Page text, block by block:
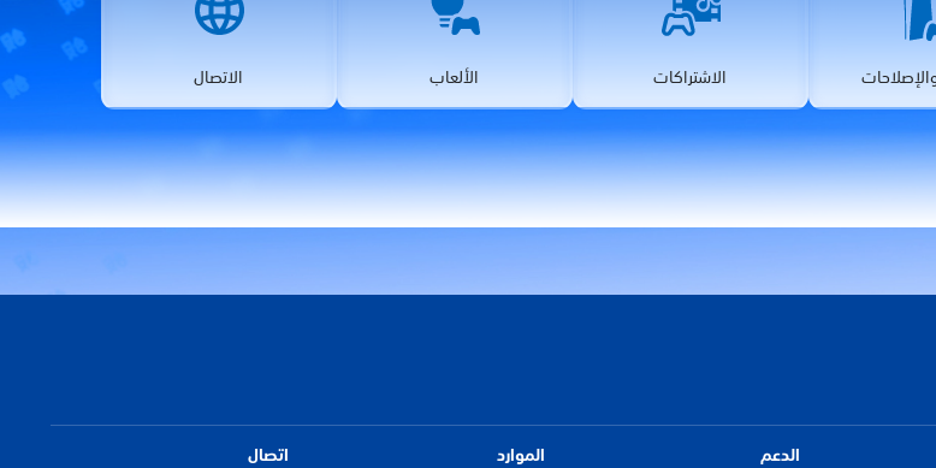
الاشتراكات الألعاب الاتصال
الدعم الموارد اتصال